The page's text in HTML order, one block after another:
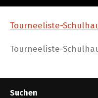
Tourneeliste-
Tourneeliste-
Suchen